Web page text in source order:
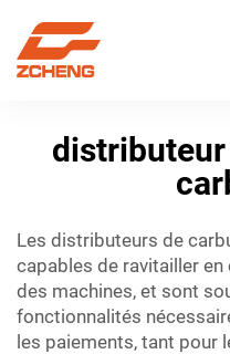
Les distributeurs de
capables de ravitailler
des machines, et sont
fonctionnalités
les paiements, tant pour